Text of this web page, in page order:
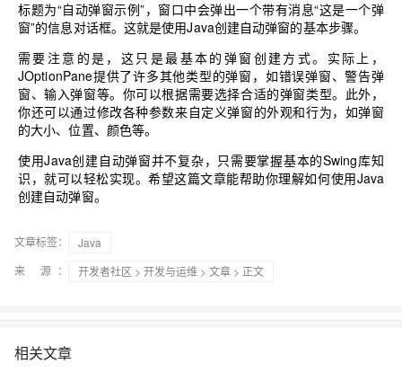
标题为“自动弹窗示例”，窗口中会弹出一个带有消息“这是一个弹
窗”的信息对话框。这就是使用Java创建自动弹窗的基本步骤。
需要注意的是，这只是最基本的弹窗创建方式。实际上，
JOptionPane提供了许多其他类型的弹窗，如错误弹窗、警告弹
窗、输入弹窗等。你可以根据需要选择合适的弹窗类型。此外，
你还可以通过修改各种参数来自定义弹窗的外观和行为，如弹窗
的大小、位置、颜色等。
使用Java创建自动弹窗并不复杂，只需要掌握基本的Swing库知
识，就可以轻松实现。希望这篇文章能帮助你理解如何使用Java
创建自动弹窗。
文章标签：
Java
来 源：
开发者社区 > 开发与运维 > 文章 > 正文
相关文章